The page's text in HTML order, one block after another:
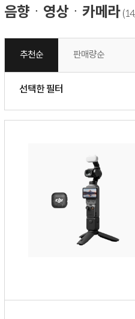
음향ㆍ영상ㆍ카메라 (
추천순 판매량순
선택한 필터